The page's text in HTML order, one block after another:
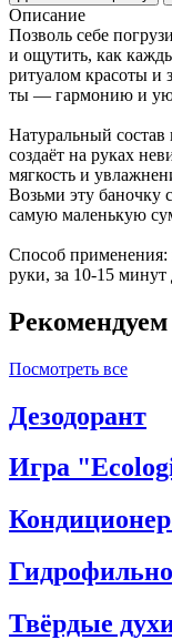
Описание
Позволь себе
и ощутить, как
ритуалом красоты и
ты — гармонию и
Натуральный состав
создаёт на руках
мягкость и
Возьми эту баночку
самую маленькую
Способ применения:
руки, за 10-15
Посмотреть все
Дезодорант
Игра
Твёрдые